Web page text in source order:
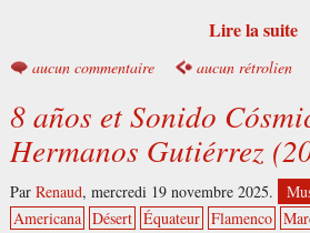
Lire la suite
aucun commentaire aucun rétrolien
8 años et Sonido
Hermanos Gutiérrez
Par Renaud, mercredi 19 novembre 2025.
Americana Désert Équateur Flamenco